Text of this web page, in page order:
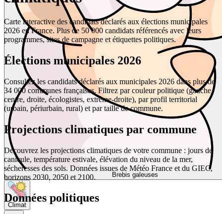
Brebis galeuses
Climat
Carte interactive des candidats déclarés aux élections municipales
2026 en France. Plus de 50 000 candidats référencés avec leurs
programmes, sites de campagne et étiquettes politiques.
Élections municipales 2026
Consultez les candidats déclarés aux municipales 2026 dans plus de
34 000 communes françaises. Filtrez par couleur politique (gauche,
centre, droite, écologistes, extrême-droite), par profil territorial
(urbain, périurbain, rural) et par taille de commune.
Projections climatiques par commune
Découvrez les projections climatiques de votre commune : jours de
canicule, température estivale, élévation du niveau de la mer,
sécheresses des sols. Données issues de Météo France et du GIEC,
horizons 2030, 2050 et 2100.
Données politiques